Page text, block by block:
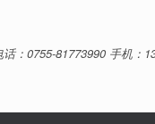
：0755-81773990 手机：